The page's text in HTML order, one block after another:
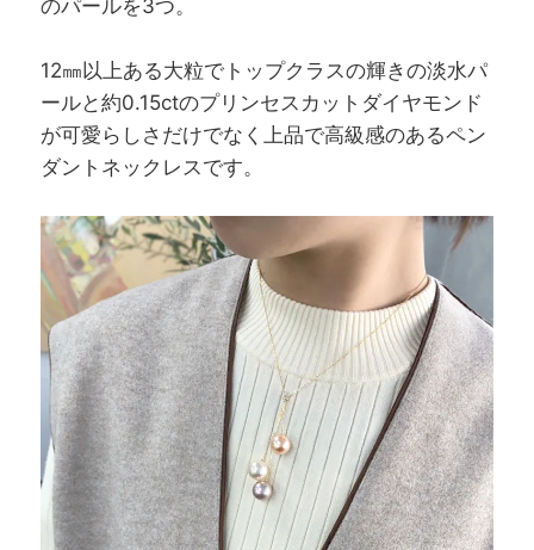
のパールを3つ。
12㎜以上ある大粒でトップクラスの輝きの淡水パ
ールと約0.15ctのプリンセスカットダイヤモンド
が可愛らしさだけでなく上品で高級感のあるペン
ダントネックレスです。